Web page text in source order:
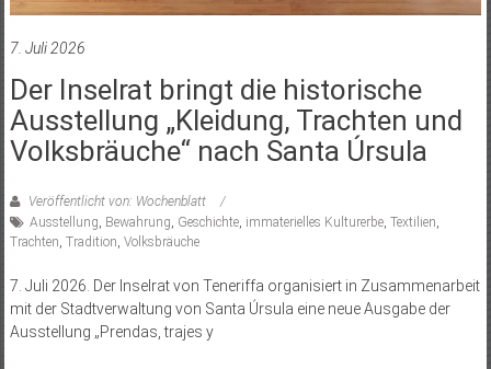
7. Juli 2026
Der Inselrat bringt die historische
Ausstellung „Kleidung, Trachten und
Volksbräuche“ nach Santa Úrsula
Veröffentlicht von: Wochenblatt
Ausstellung, Bewahrung, Geschichte, immaterielles Kulturerbe, Textilien,
Trachten, Tradition, Volksbräuche
7. Juli 2026. Der Inselrat von Teneriffa organisiert in Zusammenarbeit
mit der Stadtverwaltung von Santa Úrsula eine neue Ausgabe der
Ausstellung „Prendas, trajes y